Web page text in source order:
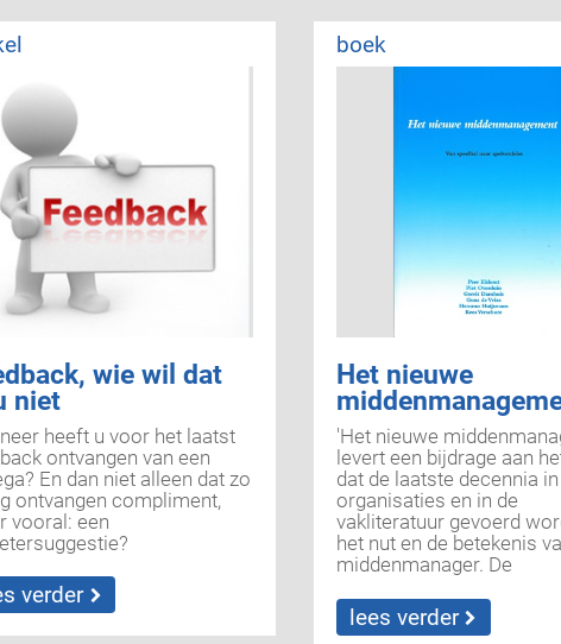
wie wil dat
niet
heeft u voor het laatst
ontvangen van een
En dan niet alleen dat zo
ontvangen compliment,
vooral: een
verder
boek
Het nieuwe
'Het nieuwe
levert een bijdrage aan
dat de laatste decennia in
organisaties en in de
vakliteratuur gevoerd
het nut en de betekenis
middenmanager. De
debat veelal 'de speelbal'.
effectiviteit van het
lees verder